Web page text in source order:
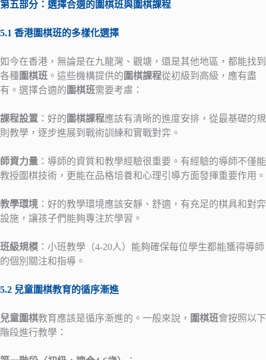
第五部分：選擇合適的圍棋班與圍棋課程
5.1 香港圍棋班的多樣化選擇
如今在香港，無論是在九龍灣、觀塘，還是其他地區，都能找到
各種 圍棋班 。這些機構提供的 圍棋課程從初級到高級，應有盡
有。選擇合適的 圍棋班需要考慮：
課程設置 ：好的 圍棋課程應該有清晰的進度安排，從最基礎的規
則教學，逐步進展到戰術訓練和實戰對弈。
師資力量 ：導師的資質和教學經驗很重要。有經驗的導師不僅能
教授圍棋技術，更能在品格培養和心理引導方面發揮重要作用。
教學環境 ：好的教學環境應該安靜、舒適，有充足的棋具和對弈
設施，讓孩子們能夠專注於學習。
班級規模 ：小班教學（4-20人）能夠確保每位學生都能獲得導師
的個別關注和指導。
5.2 兒童圍棋教育的循序漸進
兒童圍棋教育應該是循序漸進的。一般來說， 圍棋班會按照以下
階段進行教學：